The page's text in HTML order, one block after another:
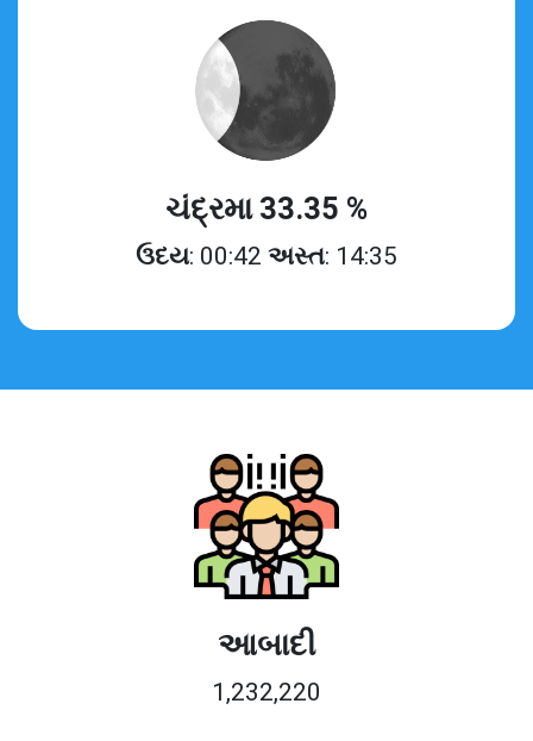
ચંદ્રમા 33.35 %
ઉદય: 00:42 અસ્ત: 14:35
આબાદી
1,232,220